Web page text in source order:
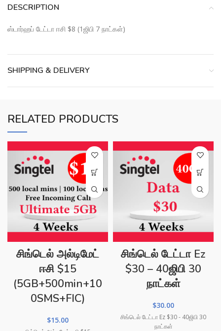
DESCRIPTION
ஸ்டார்ஹப் டேட்டா ஈசி $8 (1ஜிபி 7 நாட்கள்)
SHIPPING & DELIVERY
RELATED PRODUCTS
சிங்டெல் அல்டிமேட்
ஈசி $15
(5GB+500min+10
0SMS+FIC)
$15.00
சிங்டெல் டேட்டா Ez
$30 – 40ஜிபி 30
நாட்கள்
$30.00
சிங்டெல் டேட்டா Ez $30 - 40ஜிபி 30
நாட்கள்